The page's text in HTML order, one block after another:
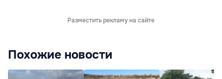
Разместить рекламу на сайте
Похожие новости